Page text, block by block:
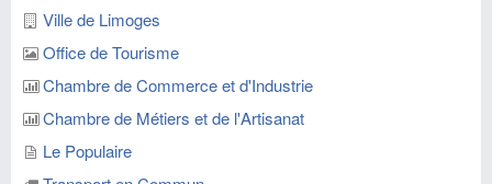
Ville de Limoges
Office de Tourisme
Chambre de Commerce et d'Industrie
Chambre de Métiers et de l'Artisanat
Le Populaire